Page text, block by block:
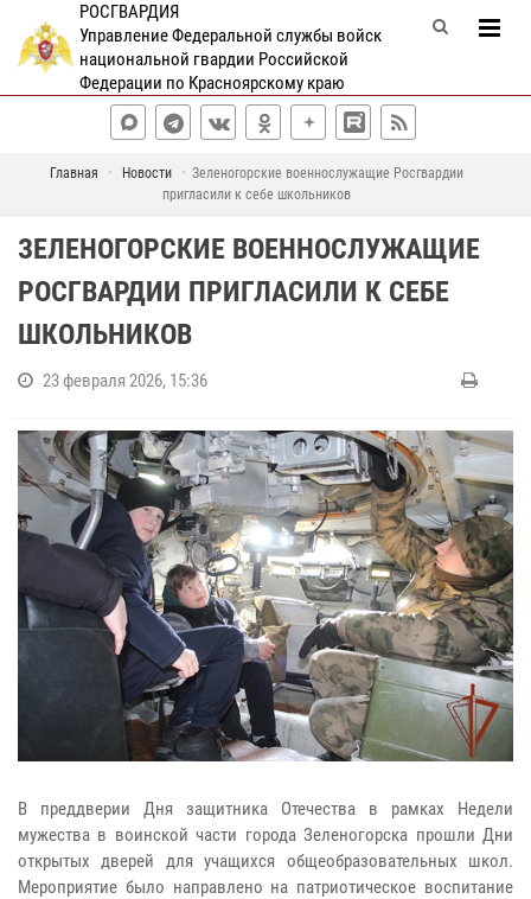
РОСГВАРДИЯ
Управление Федеральной службы войск
национальной гвардии Российской
Федерации по Красноярскому краю
Главная Новости
Зеленогорские военнослужащие Росгвардии
пригласили к себе школьников
ЗЕЛЕНОГОРСКИЕ ВОЕННОСЛУЖАЩИЕ
РОСГВАРДИИ ПРИГЛАСИЛИ К СЕБЕ
ШКОЛЬНИКОВ
23 февраля 2026, 15:36
В преддверии Дня защитника Отечества в рамках Недели
мужества в воинской части города Зеленогорска прошли Дни
открытых дверей для учащихся общеобразовательных школ.
Мероприятие было направлено на патриотическое воспитание